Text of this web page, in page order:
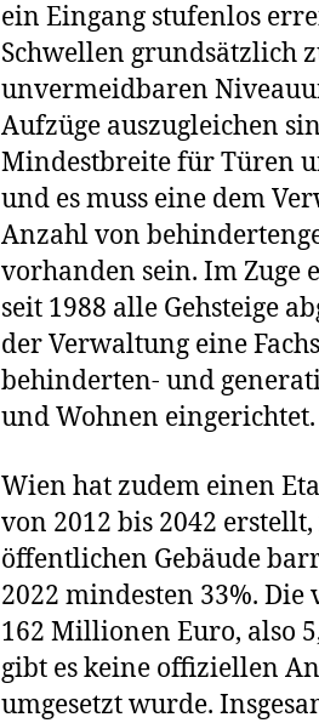
ein Eingang stufenlos
Schwellen grundsätzlich
unvermeidbaren
Aufzüge auszugleichen
Mindestbreite für Türen
und es muss eine dem
Anzahl von
vorhanden sein. Im Zuge
seit 1988 alle Gehsteige
der Verwaltung eine
behinderten- und
und Wohnen eingerichtet.
Wien hat zudem einen
von 2012 bis 2042
öffentlichen Gebäude
2022 mindesten 33%. Die
162 Millionen Euro, also
gibt es keine offiziellen
umgesetzt wurde.